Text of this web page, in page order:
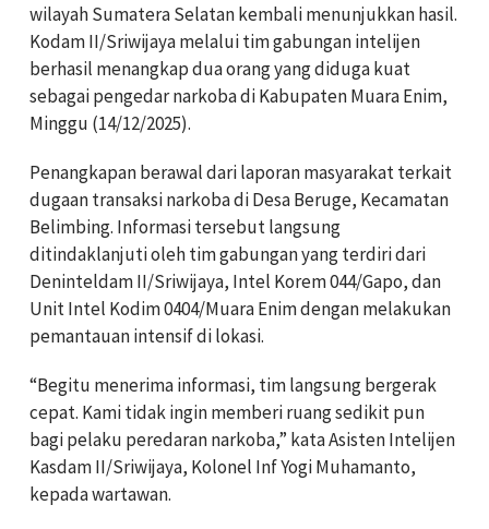
wilayah Sumatera Selatan kembali menunjukkan hasil.
Kodam II/Sriwijaya melalui tim gabungan intelijen
berhasil menangkap dua orang yang diduga kuat
sebagai pengedar narkoba di Kabupaten Muara Enim,
Minggu (14/12/2025).
Penangkapan berawal dari laporan masyarakat terkait
dugaan transaksi narkoba di Desa Beruge, Kecamatan
Belimbing. Informasi tersebut langsung
ditindaklanjuti oleh tim gabungan yang terdiri dari
Deninteldam II/Sriwijaya, Intel Korem 044/Gapo, dan
Unit Intel Kodim 0404/Muara Enim dengan melakukan
pemantauan intensif di lokasi.
“Begitu menerima informasi, tim langsung bergerak
cepat. Kami tidak ingin memberi ruang sedikit pun
bagi pelaku peredaran narkoba,” kata Asisten Intelijen
Kasdam II/Sriwijaya, Kolonel Inf Yogi Muhamanto,
kepada wartawan.